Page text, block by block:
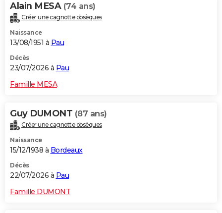
Alain MESA (74 ans)
Créer une cagnotte obsèques
Naissance
13/08/1951 à Pau
Décès
23/07/2026 à Pau
Famille MESA
Guy DUMONT (87 ans)
Créer une cagnotte obsèques
Naissance
15/12/1938 à Bordeaux
Décès
22/07/2026 à Pau
Famille DUMONT